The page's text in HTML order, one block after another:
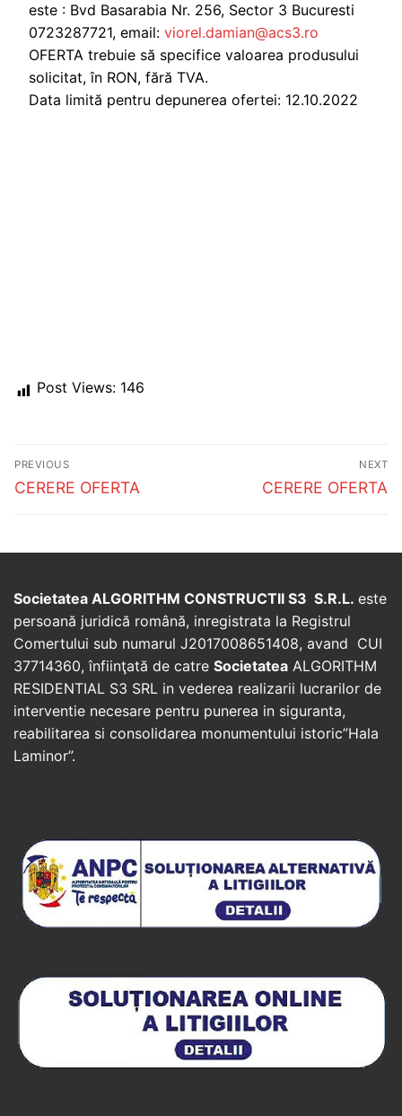
este : Bvd Basarabia Nr. 256, Sector 3 Bucuresti
0723287721, email: viorel.damian@acs3.ro
OFERTA trebuie să specifice valoarea produsului
solicitat, în RON, fără TVA.
Data limită pentru depunerea ofertei: 12.10.2022
Post Views: 146
Post
navigation
PREVIOUS
Previous
CERERE OFERTA
NEXT
Next
CERERE OFERTA
Societatea ALGORITHM CONSTRUCTII S3 S.R.L. este
persoană juridică română, inregistrata la Registrul
Comertului sub numarul J2017008651408, avand CUI
37714360, înfiinţată de catre Societatea ALGORITHM
RESIDENTIAL S3 SRL in vederea realizarii lucrarilor de
interventie necesare pentru punerea in siguranta,
reabilitarea si consolidarea monumentului istoric”Hala
Laminor”.